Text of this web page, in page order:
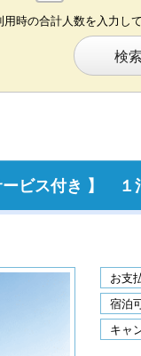
用時の合計人数を入力し
検
ービス付き 】
お支
宿泊
キャ